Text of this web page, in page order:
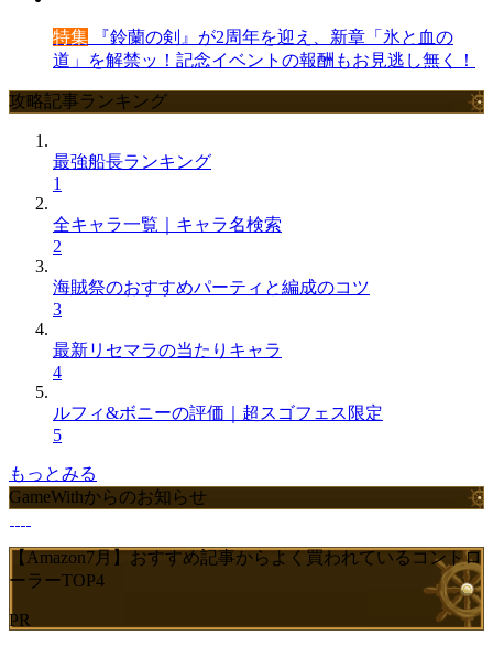
特集 『鈴蘭の剣』が2周年を迎え、新章「氷と血の
道」を解禁ッ！記念イベントの報酬もお見逃し無く！
攻略記事ランキング
最強船長ランキング
1
全キャラ一覧｜キャラ名検索
2
海賊祭のおすすめパーティと編成のコツ
3
最新リセマラの当たりキャラ
4
ルフィ&ボニーの評価｜超スゴフェス限定
5
もっとみる
GameWithからのお知らせ
【Amazon7月】おすすめ記事からよく買われているコントロ
ーラーTOP4
PR